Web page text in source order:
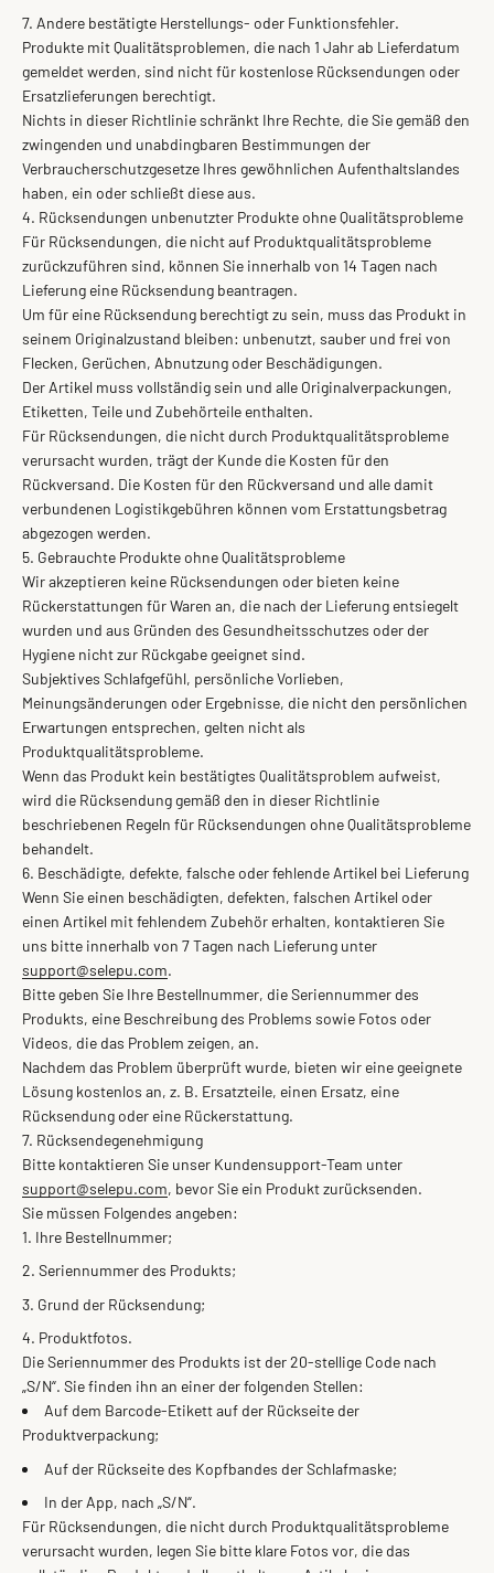
Andere bestätigte Herstellungs- oder Funktionsfehler.
Produkte mit Qualitätsproblemen, die nach 1 Jahr ab Lieferdatum
gemeldet werden, sind nicht für kostenlose Rücksendungen oder
Ersatzlieferungen berechtigt.
Nichts in dieser Richtlinie schränkt Ihre Rechte, die Sie gemäß den
zwingenden und unabdingbaren Bestimmungen der
Verbraucherschutzgesetze Ihres gewöhnlichen Aufenthaltslandes
haben, ein oder schließt diese aus.
4. Rücksendungen unbenutzter Produkte ohne Qualitätsprobleme
Für Rücksendungen, die nicht auf Produktqualitätsprobleme
zurückzuführen sind, können Sie innerhalb von 14 Tagen nach
Lieferung eine Rücksendung beantragen.
Um für eine Rücksendung berechtigt zu sein, muss das Produkt in
seinem Originalzustand bleiben: unbenutzt, sauber und frei von
Flecken, Gerüchen, Abnutzung oder Beschädigungen.
Der Artikel muss vollständig sein und alle Originalverpackungen,
Etiketten, Teile und Zubehörteile enthalten.
Für Rücksendungen, die nicht durch Produktqualitätsprobleme
verursacht wurden, trägt der Kunde die Kosten für den
Rückversand. Die Kosten für den Rückversand und alle damit
verbundenen Logistikgebühren können vom Erstattungsbetrag
abgezogen werden.
5. Gebrauchte Produkte ohne Qualitätsprobleme
Wir akzeptieren keine Rücksendungen oder bieten keine
Rückerstattungen für Waren an, die nach der Lieferung entsiegelt
wurden und aus Gründen des Gesundheitsschutzes oder der
Hygiene nicht zur Rückgabe geeignet sind.
Subjektives Schlafgefühl, persönliche Vorlieben,
Meinungsänderungen oder Ergebnisse, die nicht den persönlichen
Erwartungen entsprechen, gelten nicht als
Produktqualitätsprobleme.
Wenn das Produkt kein bestätigtes Qualitätsproblem aufweist,
wird die Rücksendung gemäß den in dieser Richtlinie
beschriebenen Regeln für Rücksendungen ohne Qualitätsprobleme
behandelt.
6. Beschädigte, defekte, falsche oder fehlende Artikel bei Lieferung
Wenn Sie einen beschädigten, defekten, falschen Artikel oder
einen Artikel mit fehlendem Zubehör erhalten, kontaktieren Sie
uns bitte innerhalb von 7 Tagen nach Lieferung unter
support@selepu.com.
Bitte geben Sie Ihre Bestellnummer, die Seriennummer des
Produkts, eine Beschreibung des Problems sowie Fotos oder
Videos, die das Problem zeigen, an.
Nachdem das Problem überprüft wurde, bieten wir eine geeignete
Lösung kostenlos an, z. B. Ersatzteile, einen Ersatz, eine
Rücksendung oder eine Rückerstattung.
7. Rücksendegenehmigung
Bitte kontaktieren Sie unser Kundensupport-Team unter
support@selepu.com, bevor Sie ein Produkt zurücksenden.
Sie müssen Folgendes angeben:
Ihre Bestellnummer;
Seriennummer des Produkts;
Grund der Rücksendung;
Produktfotos.
Die Seriennummer des Produkts ist der 20-stellige Code nach
„S/N“. Sie finden ihn an einer der folgenden Stellen:
Auf dem Barcode-Etikett auf der Rückseite der
Produktverpackung;
Auf der Rückseite des Kopfbandes der Schlafmaske;
In der App, nach „S/N“.
Für Rücksendungen, die nicht durch Produktqualitätsprobleme
verursacht wurden, legen Sie bitte klare Fotos vor, die das